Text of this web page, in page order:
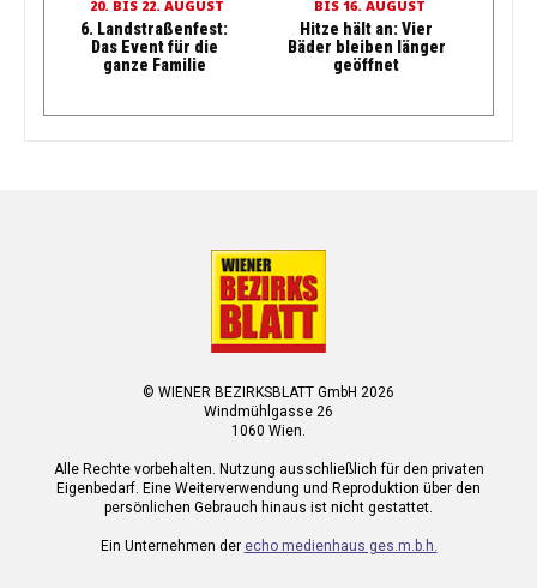
20. BIS 22. AUGUST
6. Landstraßenfest:
Das Event für die
ganze Familie
BIS 16. AUGUST
Hitze hält an: Vier
Bäder bleiben länger
geöffnet
© WIENER BEZIRKSBLATT GmbH 2026
Windmühlgasse 26
1060 Wien.
Alle Rechte vorbehalten. Nutzung ausschließlich für den privaten
Eigenbedarf. Eine Weiterverwendung und Reproduktion über den
persönlichen Gebrauch hinaus ist nicht gestattet.
Ein Unternehmen der echo medienhaus ges.m.b.h.